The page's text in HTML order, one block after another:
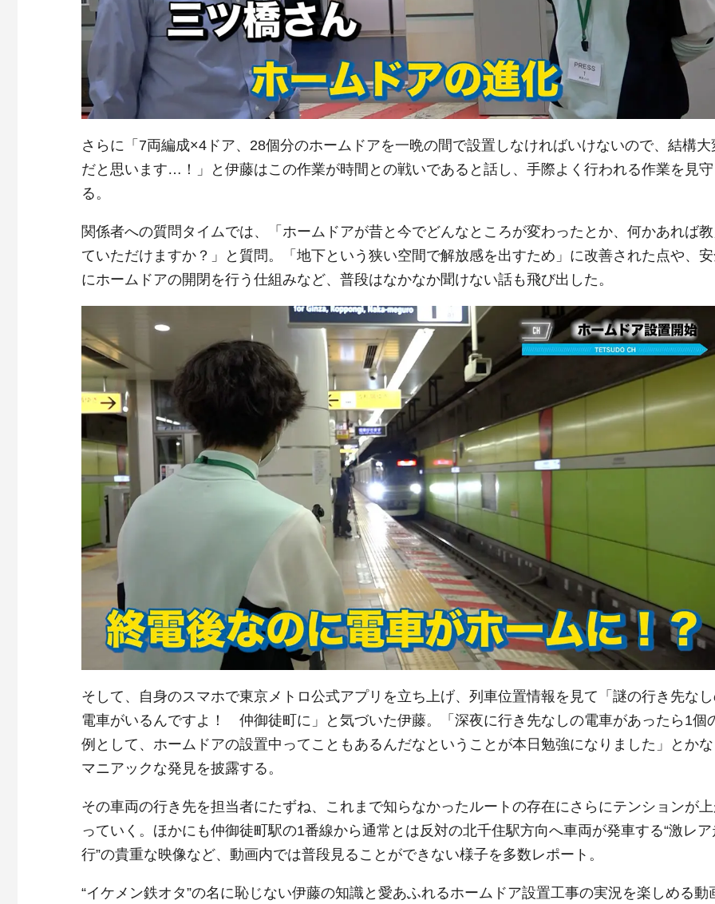
さらに「7両編成×4ドア、28個分のホームドアを一晩の間で設置しなければいけないので、結構大
だと思います…！」と伊藤はこの作業が時間との戦いであると話し、手際よく行われる作業を見守
る。
関係者への質問タイムでは、「ホームドアが昔と今でどんなところが変わったとか、何かあれば
ていただけますか？」と質問。「地下という狭い空間で解放感を出すため」に改善された点や、
にホームドアの開閉を行う仕組みなど、普段はなかなか聞けない話も飛び出した。
そして、自身のスマホで東京メトロ公式アプリを立ち上げ、列車位置情報を見て「謎の行き先な
電車がいるんですよ！ 仲御徒町に」と気づいた伊藤。「深夜に行き先なしの電車があったら1個
例として、ホームドアの設置中ってこともあるんだなということが本日勉強になりました」とか
マニアックな発見を披露する。
その車両の行き先を担当者にたずね、これまで知らなかったルートの存在にさらにテンションが
っていく。ほかにも仲御徒町駅の1番線から通常とは反対の北千住駅方向へ車両が発車する“激レア
行”の貴重な映像など、動画内では普段見ることができない様子を多数レポート。
“イケメン鉄オタ”の名に恥じない伊藤の知識と愛あふれるホームドア設置工事の実況を楽しめる動